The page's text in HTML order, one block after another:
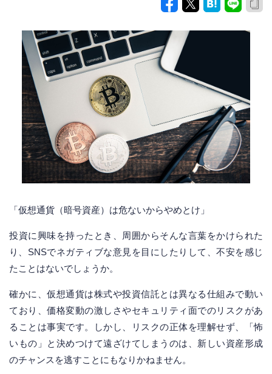
「仮想通貨（暗号資産）は危ないからやめとけ」
投資に興味を持ったとき、周囲からそんな言葉をかけられた
り、SNSでネガティブな意見を目にしたりして、不安を感じ
たことはないでしょうか。
確かに、仮想通貨は株式や投資信託とは異なる仕組みで動い
ており、価格変動の激しさやセキュリティ面でのリスクがあ
ることは事実です。しかし、リスクの正体を理解せず、「怖
いもの」と決めつけて遠ざけてしまうのは、新しい資産形成
のチャンスを逃すことにもなりかねません。